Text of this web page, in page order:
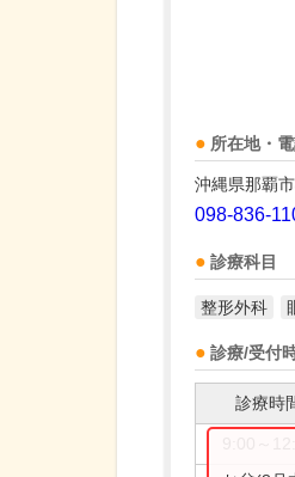
所在地・
沖縄県那覇
098-836-
診療科目
整形外科
診療/受付
診療時